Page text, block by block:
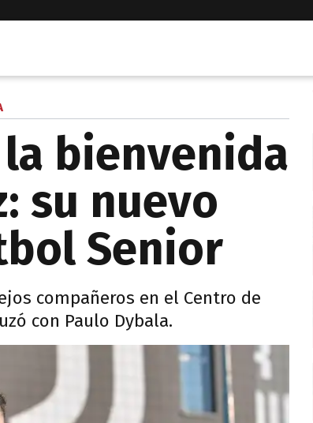
bienvenida
su nuevo
Senior
compañeros en el Centro de
con Paulo Dybala.